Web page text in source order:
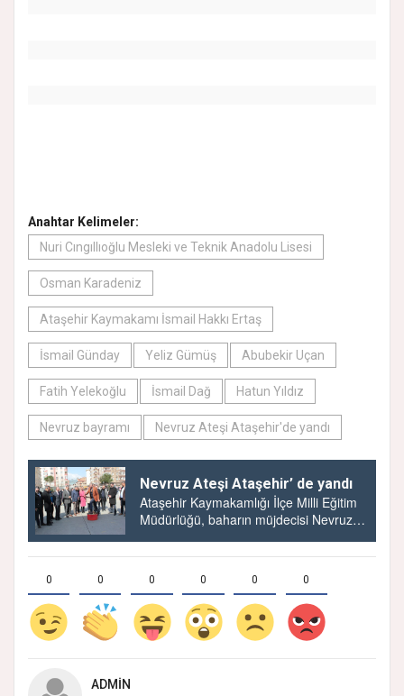
Anahtar Kelimeler:
Nuri Cıngıllıoğlu Mesleki ve Teknik Anadolu Lisesi
Osman Karadeniz
Ataşehir Kaymakamı İsmail Hakkı Ertaş
İsmail Günday Yeliz Gümüş Abubekir Uçan
Fatih Yelekoğlu İsmail Dağ Hatun Yıldız
Nevruz bayramı Nevruz Ateşi Ataşehir'de yandı
Nevruz Ateşi Ataşehir’ de yandı
Ataşehir Kaymakamlığı İlçe Milli Eğitim
Müdürlüğü, baharın müjdecisi Nevruz
haftası nedeni...
0 0 0 0 0 0
ADMIN